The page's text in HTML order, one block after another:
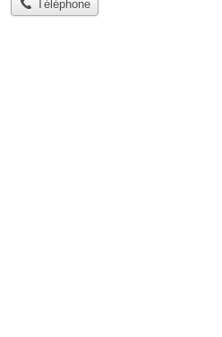
Téléphone